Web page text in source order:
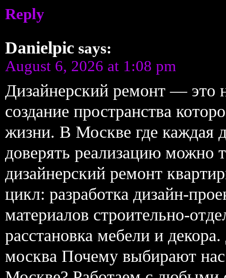
Reply
Danielpic says:
August 6, 2026 at 1:08 pm
Дизайнерский ремонт — это
создание пространства
жизни. В Москве где каждая
доверять реализацию можно
дизайнерский ремонт
цикл: разработка дизайн-
материалов строительно-
расстановка мебели и
москва Почему выбирают нас